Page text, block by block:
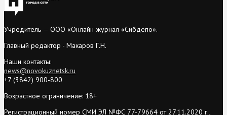
Учредитель — ООО «Онлайн-журнал «Сибдепо».
Главный редактор - Макаров Г.Н.
Наши контакты:
news@novokuznetsk.ru
+7 (3842) 900-800
Возрастное ограничение: 18+
Регистрационный номер СМИ ЭЛ №ФС 77-79664 от 27.11.2020 г.,